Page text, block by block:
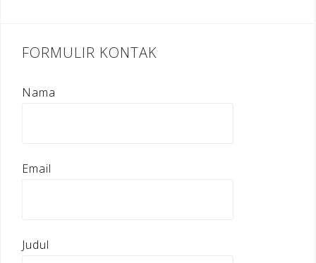
FORMULIR KONTAK
Nama
Email
Judul